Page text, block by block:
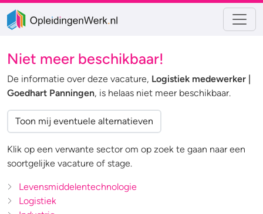
Niet meer beschikbaar!
De informatie over deze vacature, Logistiek medewerker |
Goedhart Panningen, is helaas niet meer beschikbaar.
Toon mij eventuele alternatieven
Klik op een verwante sector om op zoek te gaan naar een
soortgelijke vacature of stage.
Levensmiddelentechnologie
Logistiek